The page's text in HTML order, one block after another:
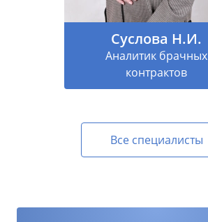
Суслова Н.И.
Аналитик брачных
контрактов
Все специалисты